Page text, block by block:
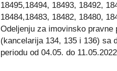
18495,18494, 18493, 18492,
18484,18483, 18482, 18480,
Odeljenju za imovinsko
(kancelarija 134, 135 i 136) sa
periodu od 04.05. do